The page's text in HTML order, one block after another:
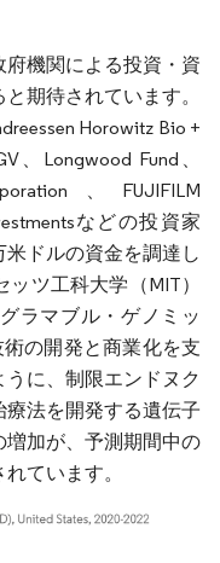
機関による投資・資
期待されています。
Horowitz Bio +
、Longwood Fund、
、FUJIFILM
などの投資家
米ドルの資金を調達し
ツ工科大学（MIT）
ラマブル・ゲノミッ
の開発と商業化を支
に、制限エンドヌク
法を開発する遺伝子
加が、予測期間中の
ています。